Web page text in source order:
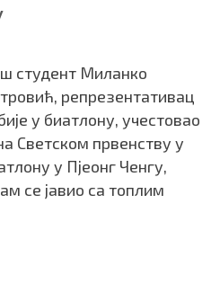
студент Миланко
репрезентативац
у биатлону, учестовао
Светском првенству у
у Пјеонг Ченгу,
се јавио са топлим